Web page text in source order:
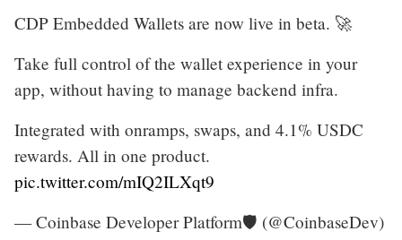
CDP Embedded Wallets are now live in beta. 🚀
Take full control of the wallet experience in your
app, without having to manage backend infra.
Integrated with onramps, swaps, and 4.1% USDC
rewards. All in one product.
pic.twitter.com/mIQ2ILXqt9
— Coinbase Developer Platform🛡️ (@CoinbaseDev)